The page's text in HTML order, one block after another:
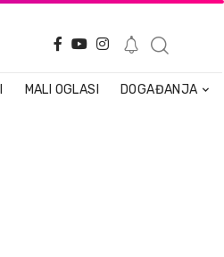
MALI OGLASI DOGAĐANJA